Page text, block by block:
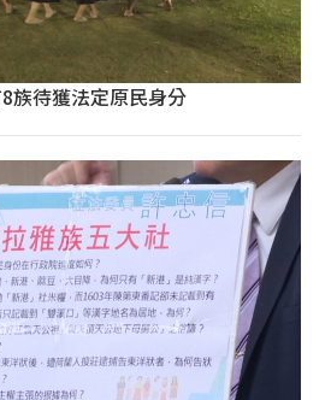
族待獲法定原民身分